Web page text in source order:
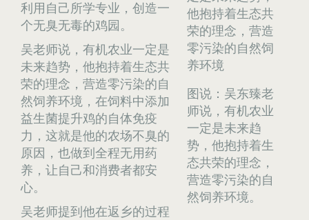
图说：吴东臻老
师说，有机农业
一定是未来趋
势，他抱持着生
态共荣的理念，
营造零污染的自
然饲养环境。
利用自己所学专业，创造一
个无臭无毒的鸡园。
吴老师说，有机农业一定是
未来趋势，他抱持着生态共
荣的理念，营造零污染的自
然饲养环境，在饲料中添加
益生菌提升鸡的自体免疫
力，这就是他的农场不臭的
原因，也做到全程无用药
养，让自己和消费者都安
心。
吴老师提到他在返乡的过程